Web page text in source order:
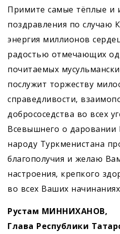
Примите самые тёплые и
поздравления по случаю
энергия миллионов
радостью отмечающих
почитаемых
послужит торжеству
справедливости,
добрососедства во всех
Всевышнего о
народу Туркменистана
благополучия и желаю
настроения, крепкого
во всех Ваших
Рустам МИННИХАНОВ,
Глава Республики